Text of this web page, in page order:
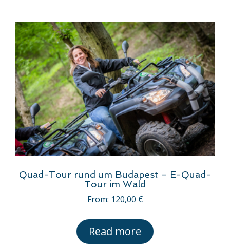
Quad-Tour rund um Budapest – E-Quad-
Tour im Wald
From: 120,00 €
Read more